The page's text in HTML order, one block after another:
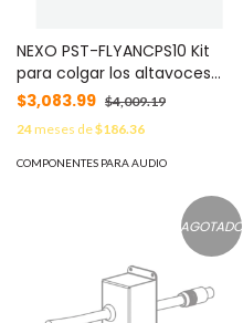
NEXO PST-FLYANCPS10 Kit
para colgar los altavoces
PS10
$3,083.99 $4,009.19
24meses de$186.36
COMPONENTES PARA AUDIO
AGOTADO